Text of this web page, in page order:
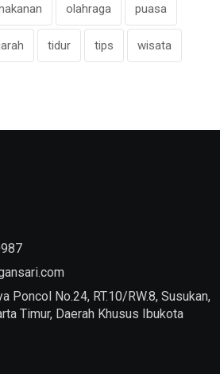
olahraga puasa
tidur tips wisata
Poncol No.24, RT.10/RW.8, Susukan,
Timur, Daerah Khusus Ibukota